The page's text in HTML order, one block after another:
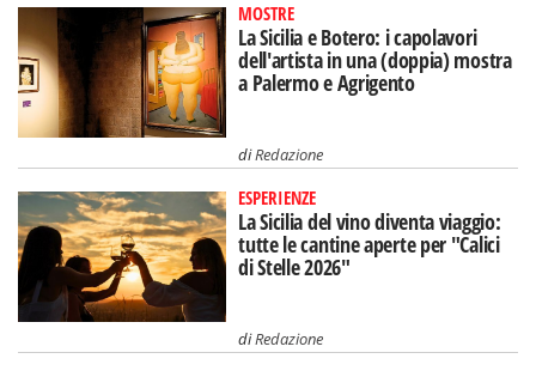
MOSTRE
La Sicilia e Botero: i capolavori
dell'artista in una (doppia) mostra
a Palermo e Agrigento
diRedazione
ESPERIENZE
La Sicilia del vino diventa viaggio:
tutte le cantine aperte per "Calici
di Stelle 2026"
diRedazione